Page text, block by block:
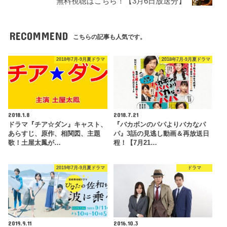
RECOMMEND こちらの記事も人気です。
2018年7月-9月夏ドラマ
2018.1.8
ドラマ『チア☆ダン』キャスト、
あらすじ、原作、相関図、主題
歌！土屋太鳳が…
2018年7月-9月夏ドラマ
2018.7.21
『バカボンのパパよりバカなパ
パ』3話の見逃し動画＆再放送日
程！【7月21…
2019年7月-9月夏ドラマ
2019.9.11
ドラマ
2016.10.3